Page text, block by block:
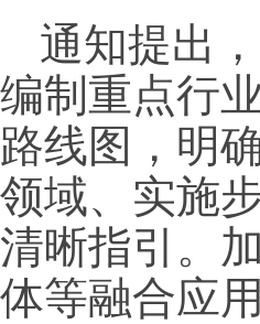
通知提出
编制重点行
路线图，明
领域、实施
清晰指引。
体等融合应